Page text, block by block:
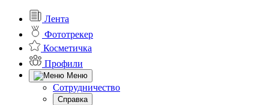
Лента
Фототрекер
Косметичка
Профили
Меню
Сотрудничество
Справка